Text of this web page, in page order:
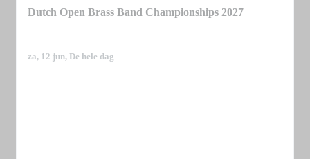
Dutch Open Brass Band Championships 2027
za, 12 jun, De hele dag